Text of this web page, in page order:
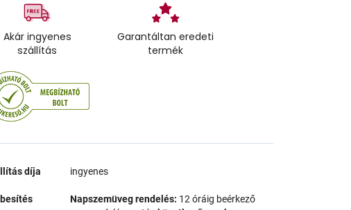
Akár ingyenes
szállítás
Garantáltan eredeti
termék
díja ingyenes
Napszemüveg rendelés: 12 óráig beérkező